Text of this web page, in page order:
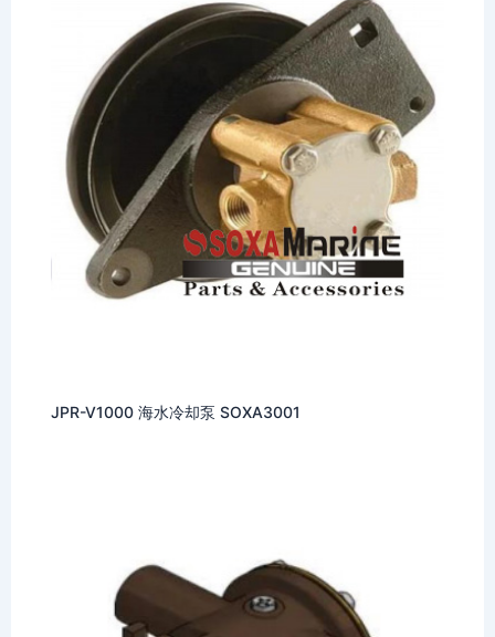
JPR-V1000 海水冷却泵 SOXA3001